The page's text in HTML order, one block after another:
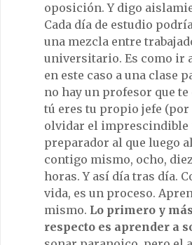
oposición. Y digo
Cada día de estudio
una mezcla entre
universitario. Es como ir
en este caso a una clase
no hay un profesor que
tú eres tu propio jefe
olvidar el imprescindible
preparador al que luego
contigo mismo, ocho,
horas. Y así día tras día.
vida, es un proceso.
mismo. Lo primero y
respecto es aprender a